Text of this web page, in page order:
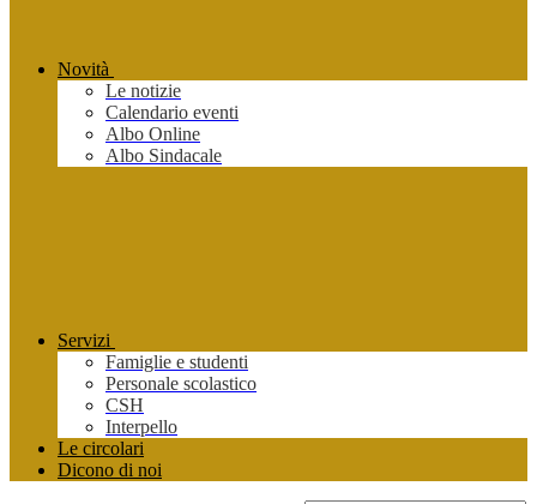
Novità
Le notizie
Calendario eventi
Albo Online
Albo Sindacale
Servizi
Famiglie e studenti
Personale scolastico
CSH
Interpello
Le circolari
Dicono di noi